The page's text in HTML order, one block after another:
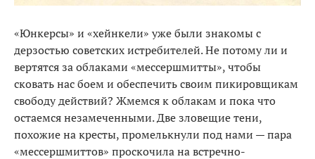
«Юнкерсы» и «хейнкели» уже были знакомы с
дерзостью советских истребителей. Не потому ли и
вертятся за облаками «мессершмитты», чтобы
сковать нас боем и обеспечить своим пикировщикам
свободу действий? Жмемся к облакам и пока что
остаемся незамеченными. Две зловещие тени,
похожие на кресты, промелькнули под нами — пара
«мессершмиттов» проскочила на встречно-